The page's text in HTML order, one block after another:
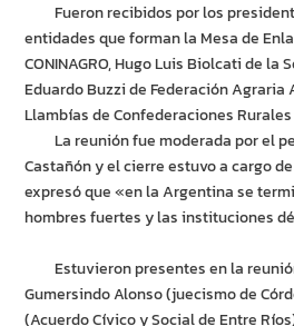
Fueron recibidos por los
entidades que forman la Mesa de
CONINAGRO, Hugo Luis Biolcati de
Eduardo Buzzi de Federación
Llambías de Confederaciones
La reunión fue moderada por el
Castañón y el cierre estuvo a cargo
expresó que «en la Argentina se
hombres fuertes y las instituciones
Estuvieron presentes en la
Gumersindo Alonso (juecismo de
(Acuerdo Cívico y Social de Entre